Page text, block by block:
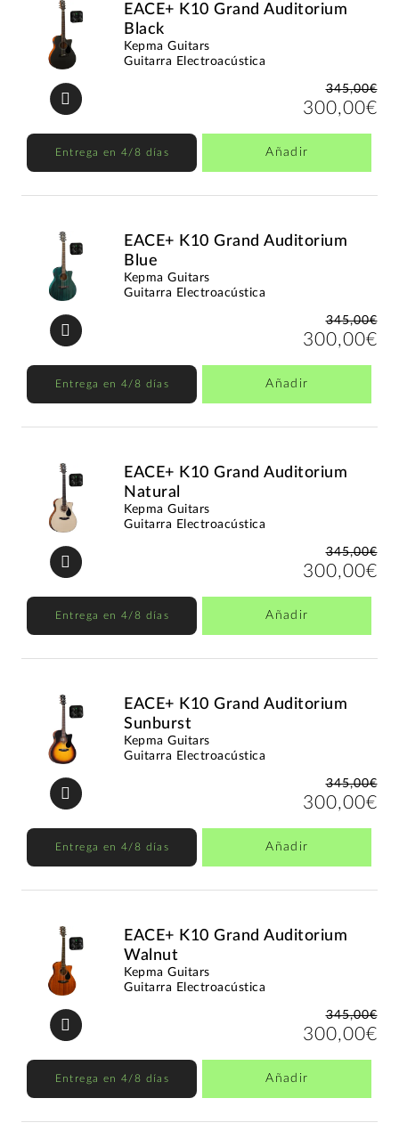
EACE+ K10 Grand Auditorium
Black
Kepma Guitars
Guitarra Electroacústica
345,00€
300,00€
Entrega en 4/8 días Añadir
EACE+ K10 Grand Auditorium
Blue
Kepma Guitars
Guitarra Electroacústica
345,00€
300,00€
Entrega en 4/8 días Añadir
EACE+ K10 Grand Auditorium
Natural
Kepma Guitars
Guitarra Electroacústica
345,00€
300,00€
Entrega en 4/8 días Añadir
EACE+ K10 Grand Auditorium
Sunburst
Kepma Guitars
Guitarra Electroacústica
345,00€
300,00€
Entrega en 4/8 días Añadir
EACE+ K10 Grand Auditorium
Walnut
Kepma Guitars
Guitarra Electroacústica
345,00€
300,00€
Entrega en 4/8 días Añadir